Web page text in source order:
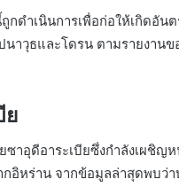
ดำเนินการเพื่อก่อให้เกิดอัน
าวุธและโดรน ตามรายงาน
ย
ซาอุดีอาระเบียซึ่งกำลังเผชิ
อิหร่าน จากข้อมูลล่าสุดพบว่